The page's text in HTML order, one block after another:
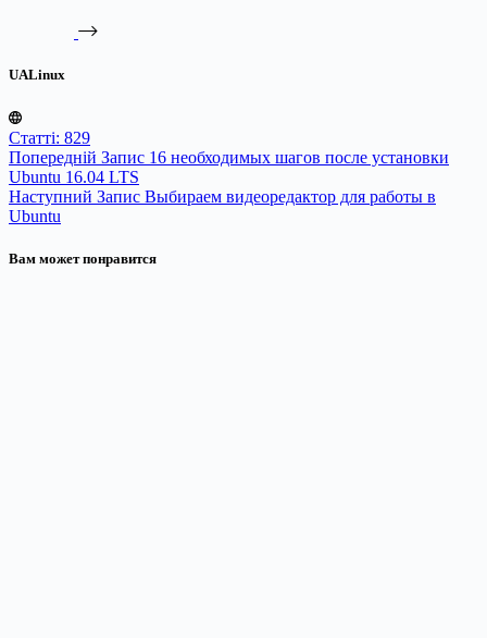
UALinux
Статті: 829
Попередній Запис 16 необходимых шагов после установки
Ubuntu 16.04 LTS
Наступний Запис Выбираем видеоредактор для работы в
Ubuntu
Вам может понравится